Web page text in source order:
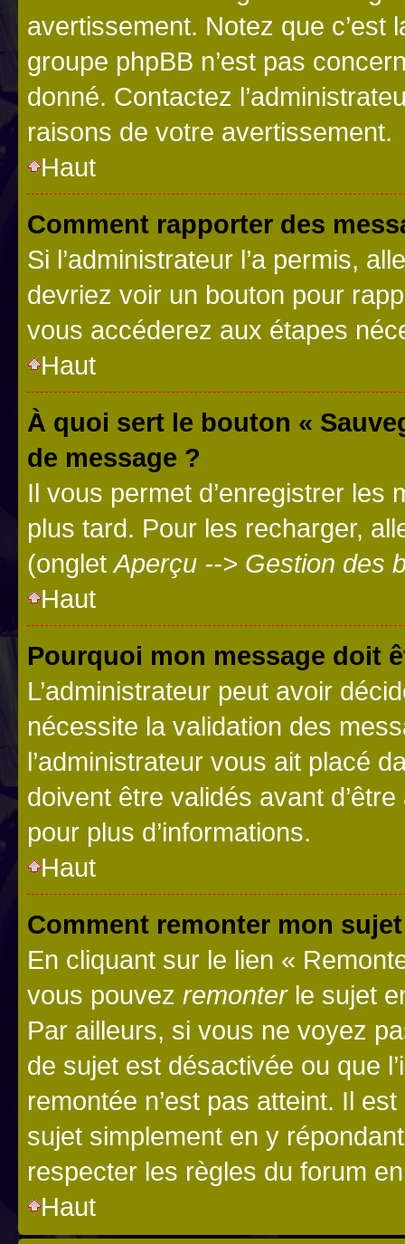
avertissement. Notez que c’est
groupe phpBB n’est pas
donné. Contactez
raisons de votre avertissement.
Haut
Comment rapporter des
Si l’administrateur l’a permis,
devriez voir un bouton pour
vous accéderez aux étapes
Haut
À quoi sert le bouton «
de message ?
Il vous permet d’enregistrer
plus tard. Pour les recharger,
(onglet Aperçu --> Gestion des
Haut
Pourquoi mon message doit
L’administrateur peut avoir
nécessite la validation des
l’administrateur vous ait placé
doivent être validés avant
pour plus d’informations.
Haut
Comment remonter mon
En cliquant sur le lien «
vous pouvez remonterle sujet
Par ailleurs, si vous ne voyez
de sujet est désactivée ou que
remontée n’est pas atteint. Il
sujet simplement en y
respecter les règles du forum
Haut